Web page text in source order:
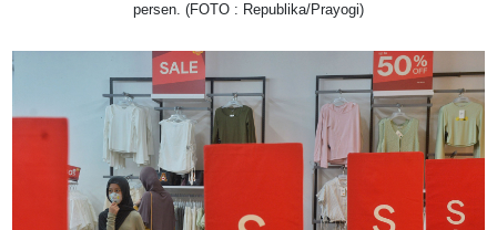
persen. (FOTO : Republika/Prayogi)